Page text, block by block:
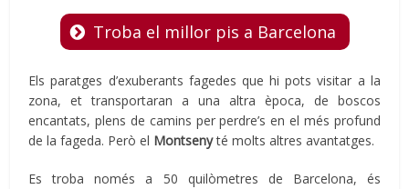
Troba el millor pis a Barcelona
Els paratges d’exuberants fagedes que hi pots visitar a la
zona, et transportaran a una altra època, de boscos
encantats, plens de camins per perdre’s en el més profund
de la fageda. Però el Montsenyté molts altres avantatges.
Es troba només a 50 quilòmetres de Barcelona, és